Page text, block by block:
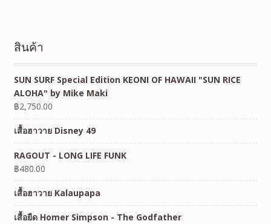
สินค้า
SUN SURF Special Edition KEONI OF HAWAII "SUN RICE
ALOHA" by Mike Maki
฿2,750.00
เสื้อฮาวาย Disney 49
RAGOUT - LONG LIFE FUNK
฿480.00
เสื้อฮาวาย Kalaupapa
เสื้อยืด Homer Simpson - The Godfather